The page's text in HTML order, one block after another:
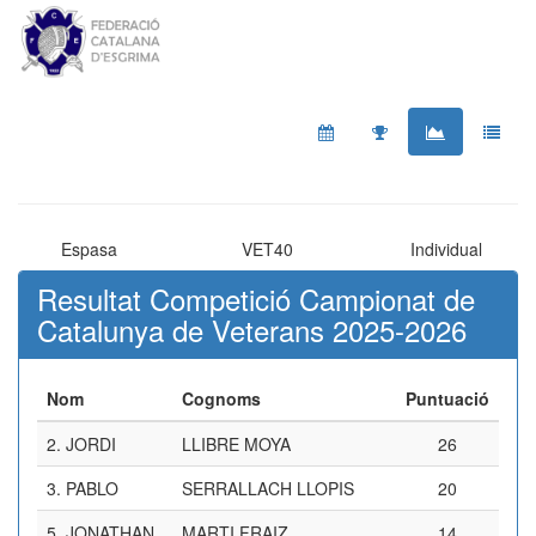
Espasa VET40 Individual
Resultat Competició Campionat de
Catalunya de Veterans 2025-2026
Nom Cognoms
Puntuació
2. JORDI LLIBRE MOYA
26
3. PABLO SERRALLACH LLOPIS
20